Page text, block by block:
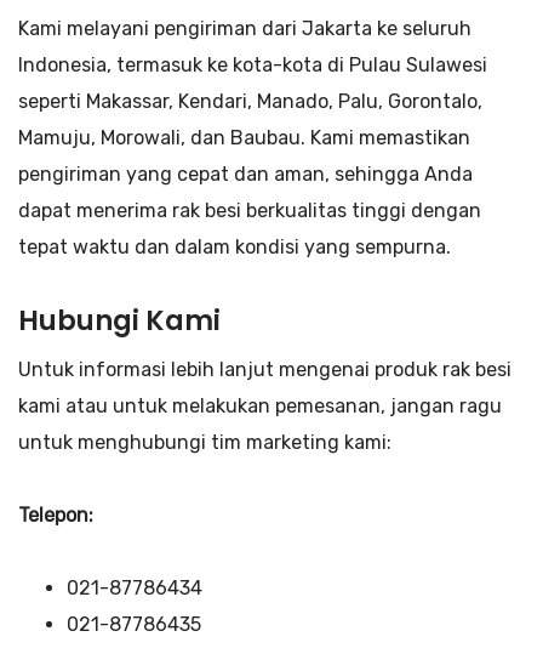
Kami melayani pengiriman dari Jakarta ke seluruh
Indonesia, termasuk ke kota-kota di Pulau Sulawesi
seperti Makassar, Kendari, Manado, Palu, Gorontalo,
Mamuju, Morowali, dan Baubau. Kami memastikan
pengiriman yang cepat dan aman, sehingga Anda
dapat menerima rak besi berkualitas tinggi dengan
tepat waktu dan dalam kondisi yang sempurna.
Hubungi Kami
Untuk informasi lebih lanjut mengenai produk rak besi
kami atau untuk melakukan pemesanan, jangan ragu
untuk menghubungi tim marketing kami:
Telepon:
021-87786434
021-87786435